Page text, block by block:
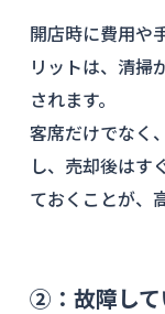
開店時に費用や
リットは、清掃
されます。
客席だけでなく
し、売却後はす
ておくことが、
②：故障して